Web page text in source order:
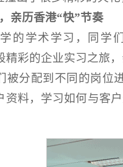
亲历香港“快”节奏
的学术学习，同学
精彩的企业实习之旅
被分配到不同的岗位
资料，学习如何与客